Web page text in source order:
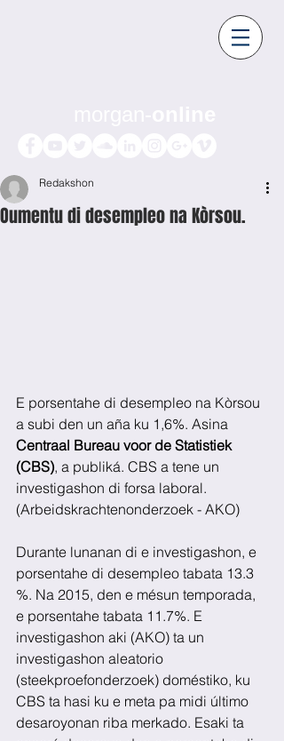
Oumentu di desempleo na Kòrsou.
Redakshon
E porsentahe di desempleo na Kòrsou
a subi den un aña ku 1,6%. Asina
Centraal Bureau voor de Statistiek
(CBS), a publiká. CBS a tene un
investigashon di forsa laboral.
(Arbeidskrachtenonderzoek - AKO)
Durante lunanan di e investigashon, e
porsentahe di desempleo tabata 13.3
%. Na 2015, den e mésun temporada,
e porsentahe tabata 11.7%. E
investigashon aki (AKO) ta un
investigashon aleatorio
(steekproefonderzoek) doméstiko, ku
CBS ta hasi ku e meta pa midi último
desaroyonan riba merkado. Esaki ta